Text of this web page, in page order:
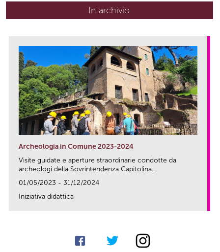
In archivio
Archeologia in Comune 2023-2024
Visite guidate e aperture straordinarie condotte da
archeologi della Sovrintendenza Capitolina...
01/05/2023 - 31/12/2024
Iniziativa didattica